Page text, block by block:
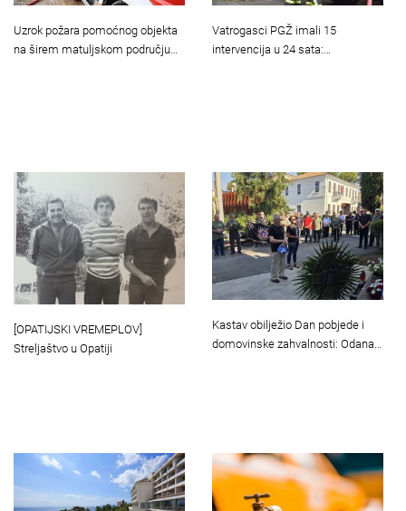
Uzrok požara pomoćnog objekta
na širem matuljskom području…
Vatrogasci PGŽ imali 15
intervencija u 24 sata:…
[OPATIJSKI VREMEPLOV]
Streljaštvo u Opatiji
Kastav obilježio Dan pobjede i
domovinske zahvalnosti: Odana…